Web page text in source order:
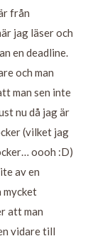
från
jag läser och
en deadline.
och man
man sen inte
nu då jag är
(vilket jag
oooh :D)
av en
mycket
att man
vidare till